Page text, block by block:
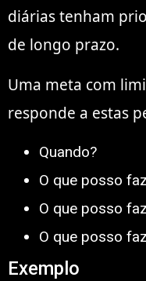
diárias tenham
de longo prazo.
Uma meta com
responde a estas
Quando?
O que posso
O que posso
O que posso
Exemplo